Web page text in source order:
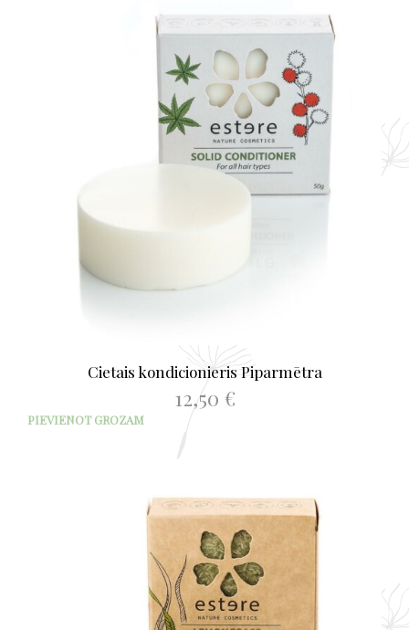
Cietais kondicionieris Piparmētra
12,50 €
PIEVIENOT GROZAM